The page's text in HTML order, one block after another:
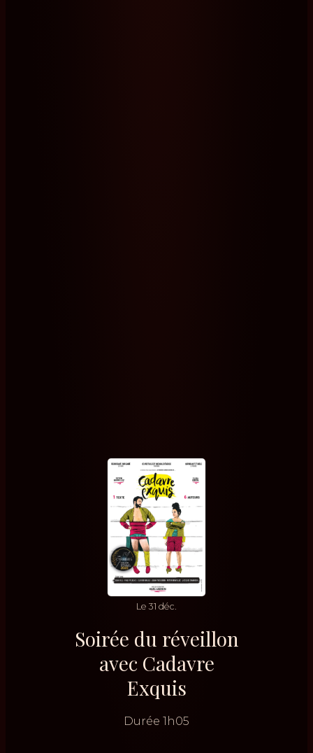
Le31 déc.
Soirée du réveillon
avec Cadavre
Exquis
Durée 1h05